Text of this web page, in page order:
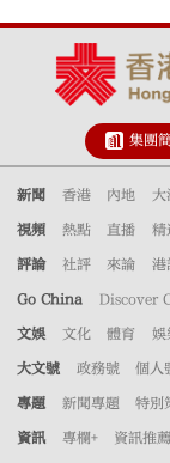
集團
新聞 香港 內地 大
視頻 熱點 直播 精
評論 社評 來論 港
Go China Discover
文娛 文化 體育 娛
大文號 政務號 個人
專題 新聞專題 特別
資訊 專欄+ 資訊推薦